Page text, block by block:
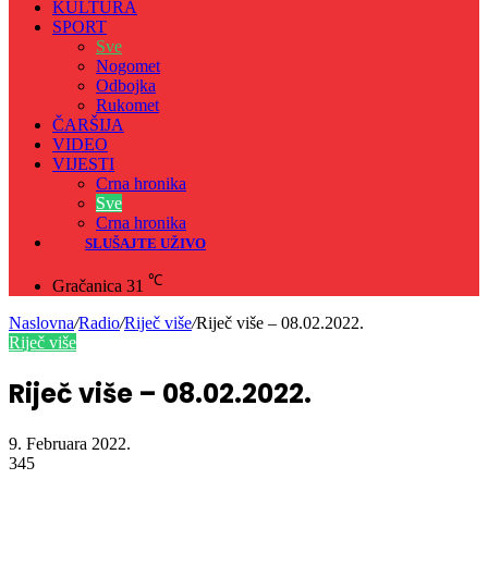
KULTURA
SPORT
Sve
Nogomet
Odbojka
Rukomet
ČARŠIJA
VIDEO
VIJESTI
Crna hronika
Sve
Crna hronika
SLUŠAJTE UŽIVO
Gračanica 31 ℃
Naslovna/Radio/Riječ više/Riječ više – 08.02.2022.
Riječ više
Riječ više – 08.02.2022.
9. Februara 2022.
345